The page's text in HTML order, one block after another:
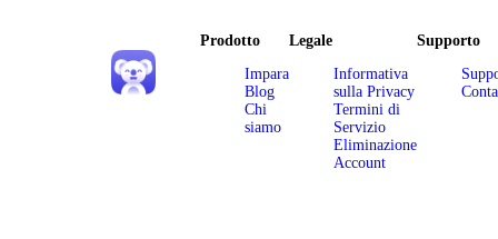
Prodotto
Impara
Blog
Chi
siamo
Legale
Informativa
sulla Privacy
Termini di
Servizio
Eliminazione
Account
Supporto